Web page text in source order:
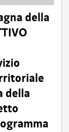
della
della